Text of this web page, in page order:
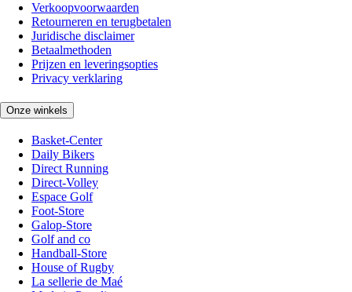
Verkoopvoorwaarden
Retourneren en terugbetalen
Juridische disclaimer
Betaalmethoden
Prijzen en leveringsopties
Privacy verklaring
Onze winkels
Basket-Center
Daily Bikers
Direct Running
Direct-Volley
Espace Golf
Foot-Store
Galop-Store
Golf and co
Handball-Store
House of Rugby
La sellerie de Maé